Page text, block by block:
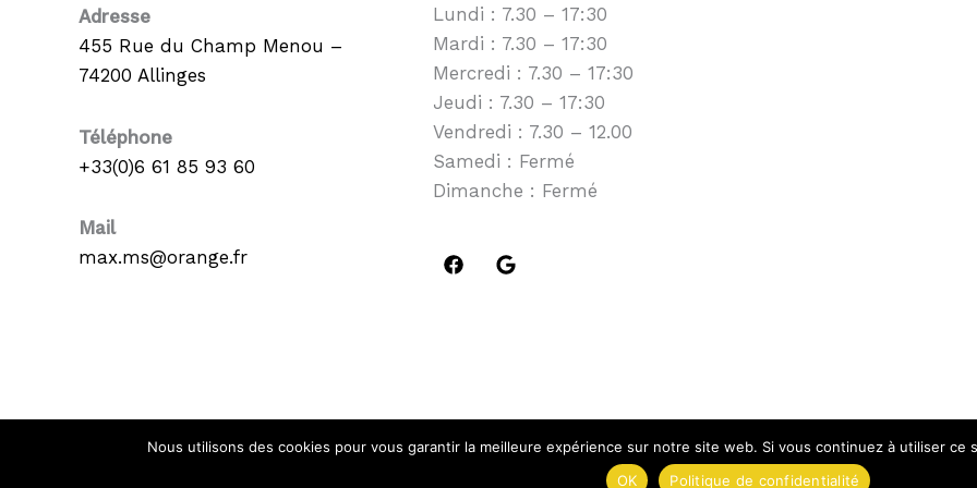
Adresse
455 Rue du Champ Menou –
74200 Allinges
Téléphone
+33(0)6 61 85 93 60
Mail
max.ms@orange.fr
Lundi : 7.30 – 17:30
Mardi : 7.30 – 17:30
Mercredi : 7.30 – 17:30
Jeudi : 7.30 – 17:30
Vendredi : 7.30 – 12.00
Samedi : Fermé
Dimanche : Fermé
Mentions légales
Nous utilisons des cookies pour vous garantir la meilleure expérience sur notre site web. Si vous continuez à utiliser
OK
Politique de confidentialité